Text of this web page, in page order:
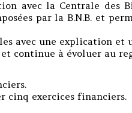
avec la Centrale des
par la B.N.B. et
avec une explication et
continue à évoluer au
cinq exercices financiers.